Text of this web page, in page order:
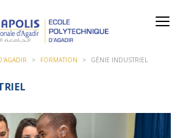
> FORMATION > GÉNIE INDUSTRIEL